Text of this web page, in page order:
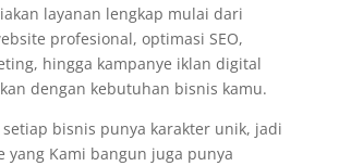
layanan lengkap mulai dari
profesional, optimasi SEO,
hingga kampanye iklan digital
dengan kebutuhan bisnis kamu.
setiap bisnis punya karakter unik, jadi
yang Kami bangun juga punya